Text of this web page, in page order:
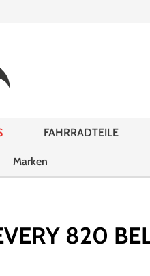
FAHRRADTEILE
Marken
820